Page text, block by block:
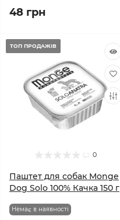
48 грн
ТОП ПРОДАЖІВ
0
Паштет для собак Monge
Dog Solo 100% Качка 150 г
Немає в наявності